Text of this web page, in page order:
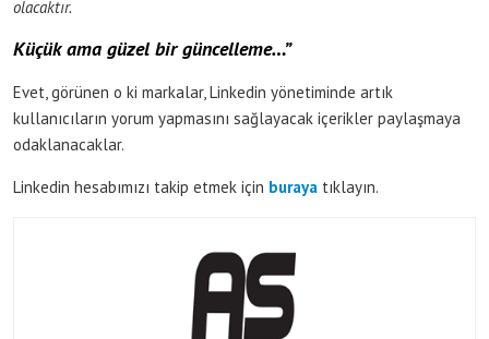
olacaktır.
Küçük ama güzel bir güncelleme…”
Evet, görünen o ki markalar, Linkedin yönetiminde artık
kullanıcıların yorum yapmasını sağlayacak içerikler paylaşmaya
odaklanacaklar.
Linkedin hesabımızı takip etmek için buraya tıklayın.